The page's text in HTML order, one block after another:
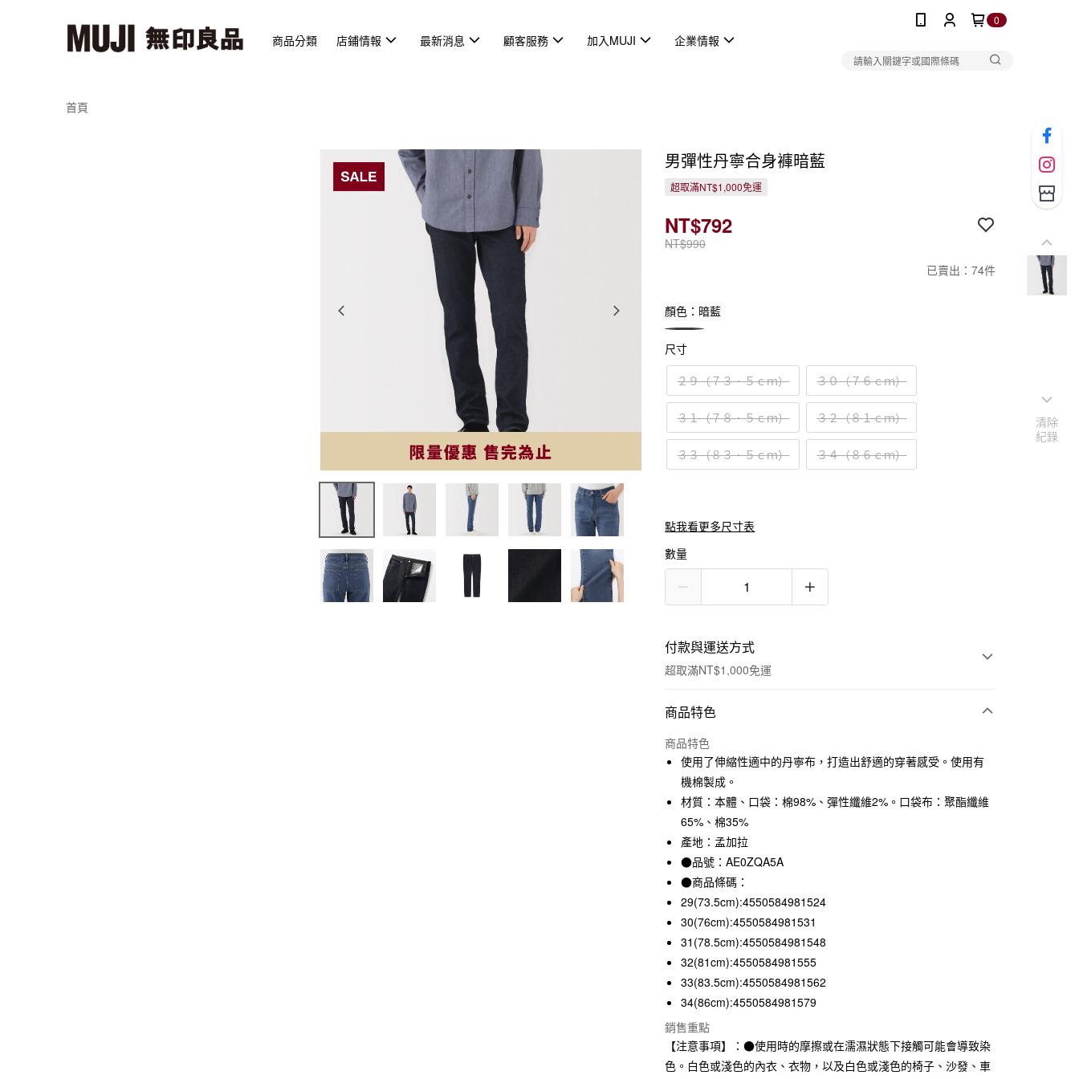
0
商品分類 店鋪情報 最新消息 顧客服務 加入MUJI 企業情報
首頁
男彈性丹寧合身褲暗藍
超取滿NT$1,000免運
NT$990
NT$792
已賣出：74件
顏色：暗藍
尺寸
２９（７３．５ｃｍ）
３０（７６ｃｍ）
３１（７８．５ｃｍ） ３２（８１ｃｍ）
３３（８３．５ｃｍ） ３４（８６ｃｍ）
點我看更多尺寸表
數量
付款與運送方式
超取滿NT$1,000免運
付款方式
信用卡一次付款
信用卡分期付款
3 期 0 利率 每期 NT$264 21家銀行
合作金庫商業銀行
華南商業銀行
上海商業儲蓄銀行
國泰世華商業銀行
臺灣中小企業銀行
匯豐（台灣）商業銀行
聯邦商業銀行
元大商業銀行
玉山商業銀行
台新國際商業銀行
台灣樂天信用卡公司
超商取貨付款
LINE Pay
Apple Pay
街口支付
悠遊付
運送方式
全家取貨付款
每筆NT$65，滿NT$1,000(含以上)免運費
商品特色
商品特色
使用了伸縮性適中的丹寧布，打造出舒適的穿著感受。使用有
機棉製成。
材質：本體、口袋：棉98%、彈性纖維2%。口袋布：聚酯纖維
65%、棉35%
產地：孟加拉
●品號：AE0ZQA5A
●商品條碼：
29(73.5cm):4550584981524
30(76cm):4550584981531
31(78.5cm):4550584981548
32(81cm):4550584981555
33(83.5cm):4550584981562
34(86cm):4550584981579
銷售重點
【注意事項】：●使用時的摩擦或在濡濕狀態下接觸可能會導致染
色。白色或淺色的內衣、衣物，以及白色或淺色的椅子、沙發、車
清除
紀錄